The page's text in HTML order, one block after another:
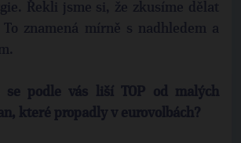
Řekli jsme si, že zkusíme dělat
znamená mírně s nadhledem a
podle vás liší TOP od malých
které propadly v eurovolbách?